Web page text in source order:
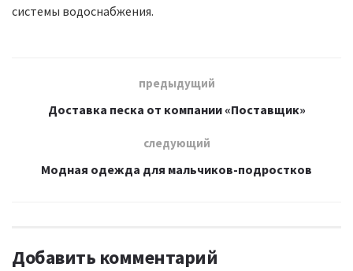
системы водоснабжения.
предыдущий
Доставка песка от компании «Поставщик»
следующий
Модная одежда для мальчиков-подростков
Добавить комментарий